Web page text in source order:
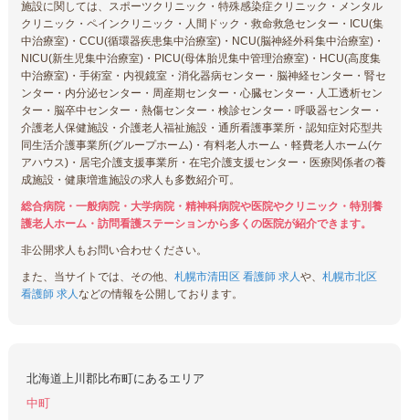
施設に関しては、スポーツクリニック・特殊感染症クリニック・メンタル
クリニック・ペインクリニック・人間ドック・救命救急センター・ICU(集
中治療室)・CCU(循環器疾患集中治療室)・NCU(脳神経外科集中治療室)・
NICU(新生児集中治療室)・PICU(母体胎児集中管理治療室)・HCU(高度集
中治療室)・手術室・内視鏡室・消化器病センター・脳神経センター・腎セ
ンター・内分泌センター・周産期センター・心臓センター・人工透析セン
ター・脳卒中センター・熱傷センター・検診センター・呼吸器センター・
介護老人保健施設・介護老人福祉施設・通所看護事業所・認知症対応型共
同生活介護事業所(グループホーム)・有料老人ホーム・軽費老人ホーム(ケ
アハウス)・居宅介護支援事業所・在宅介護支援センター・医療関係者の養
成施設・健康増進施設の求人も多数紹介可。
総合病院・一般病院・大学病院・精神科病院や医院やクリニック・特別養
護老人ホーム・訪問看護ステーションから多くの医院が紹介できます。
非公開求人もお問い合わせください。
また、当サイトでは、その他、 札幌市清田区 看護師 求人や、 札幌市北区
看護師 求人などの情報を公開しております。
北海道上川郡比布町にあるエリア
中町